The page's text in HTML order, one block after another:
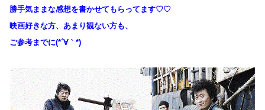
勝手気ままな感想を書かせてもらってます♡♡
映画好きな方、あまり観ない方も、
ご参考までに(*´∀｀*)